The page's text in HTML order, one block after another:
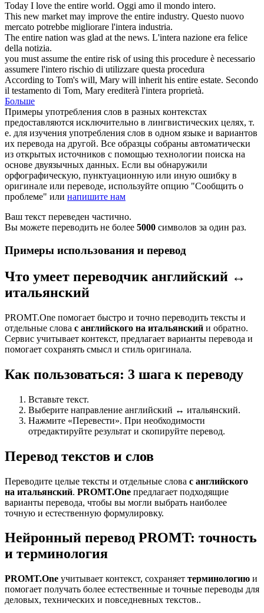
Today I love the entire world. Oggi amo il mondo intero.
This new market may improve the entire industry. Questo nuovo
mercato potrebbe migliorare l'intera industria.
The entire nation was glad at the news. L'intera nazione era felice
della notizia.
you must assume the entire risk of using this procedure è necessario
assumere l'intero rischio di utilizzare questa procedura
According to Tom's will, Mary will inherit his entire estate. Secondo
il testamento di Tom, Mary erediterà l'intera proprietà.
Больше
Примеры употребления слов в разных контекстах
предоставляются исключительно в лингвистических целях, т.
е. для изучения употребления слов в одном языке и вариантов
их перевода на другой. Все образцы собраны автоматически
из открытых источников с помощью технологии поиска на
основе двуязычных данных. Если вы обнаружили
орфографическую, пунктуационную или иную ошибку в
оригинале или переводе, используйте опцию "Сообщить о
проблеме" или напишите нам
Ваш текст переведен частично.
Вы можете переводить не более 5000 символов за один раз.
Примеры использования и перевод
Что умеет переводчик английский ↔
итальянский
PROMT.One помогает быстро и точно переводить тексты и
отдельные слова с английского на итальянский и обратно.
Сервис учитывает контекст, предлагает варианты перевода и
помогает сохранять смысл и стиль оригинала.
Как пользоваться: 3 шага к переводу
Вставьте текст.
Выберите направление английский ↔ итальянский.
Нажмите «Перевести». При необходимости
отредактируйте результат и скопируйте перевод.
Перевод текстов и слов
Переводите целые тексты и отдельные слова с английского
на итальянский. PROMT.One предлагает подходящие
варианты перевода, чтобы вы могли выбрать наиболее
точную и естественную формулировку.
Нейронный перевод PROMT: точность
и терминология
PROMT.One учитывает контекст, сохраняет терминологию и
помогает получать более естественные и точные переводы для
деловых, технических и повседневных текстов..